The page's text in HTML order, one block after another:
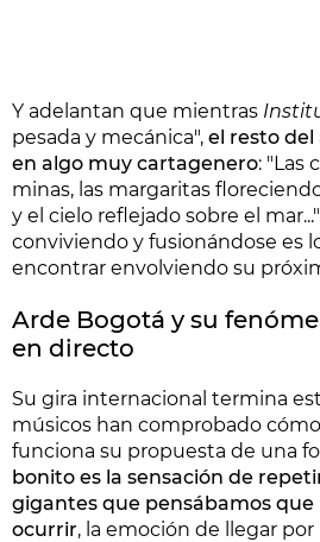
Y adelantan que mientras
pesada y mecánica", el resto
en algo muy cartagenero: "Las
minas, las margaritas
y el cielo reflejado sobre el
conviviendo y fusionándose es
encontrar envolviendo su
Arde Bogotá y su
en directo
Su gira internacional termina
músicos han comprobado
funciona su propuesta de una
bonito es la sensación de
gigantes que pensábamos que
ocurrir, la emoción de llegar